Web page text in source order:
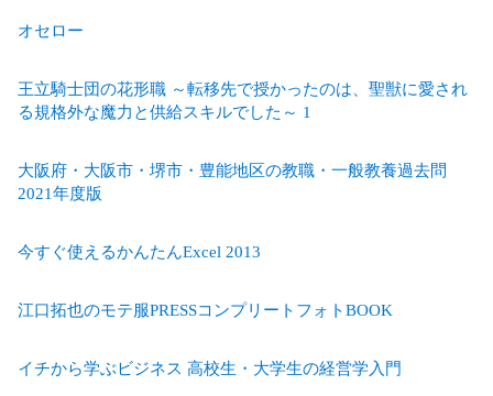
オセロー
王立騎士団の花形職 ～転移先で授かったのは、聖獣に愛され
る規格外な魔力と供給スキルでした～ 1
大阪府・大阪市・堺市・豊能地区の教職・一般教養過去問
2021年度版
今すぐ使えるかんたんExcel 2013
江口拓也のモテ服PRESSコンプリートフォトBOOK
イチから学ぶビジネス 高校生・大学生の経営学入門